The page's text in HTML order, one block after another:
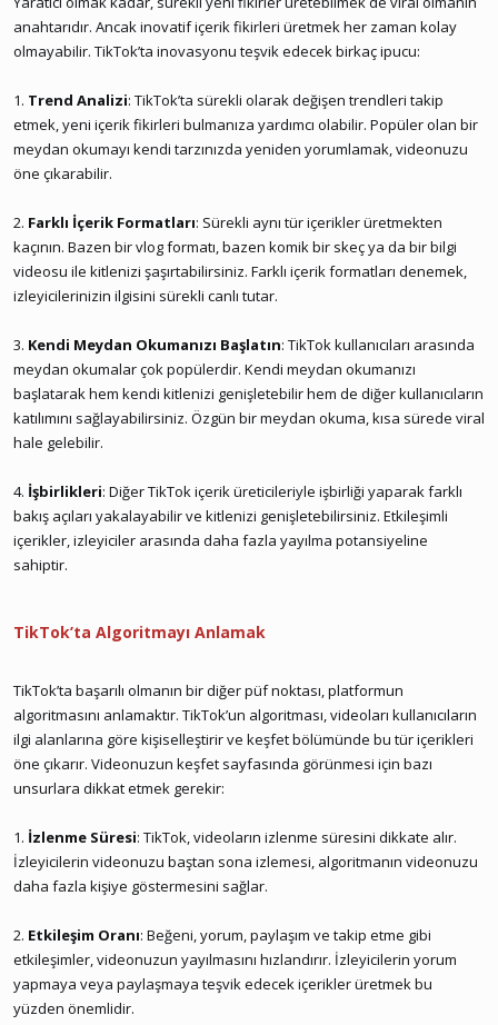
anahtarıdır. Ancak inovatif içerik fikirleri üretmek her zaman kolay
olmayabilir. TikTok’ta inovasyonu teşvik edecek birkaç ipucu:
1. Trend Analizi: TikTok’ta sürekli olarak değişen trendleri takip
etmek, yeni içerik fikirleri bulmanıza yardımcı olabilir. Popüler olan bir
meydan okumayı kendi tarzınızda yeniden yorumlamak, videonuzu
öne çıkarabilir.
2. Farklı İçerik Formatları: Sürekli aynı tür içerikler üretmekten
kaçının. Bazen bir vlog formatı, bazen komik bir skeç ya da bir bilgi
videosu ile kitlenizi şaşırtabilirsiniz. Farklı içerik formatları denemek,
izleyicilerinizin ilgisini sürekli canlı tutar.
3. Kendi Meydan Okumanızı Başlatın: TikTok kullanıcıları arasında
meydan okumalar çok popülerdir. Kendi meydan okumanızı
başlatarak hem kendi kitlenizi genişletebilir hem de diğer kullanıcıların
katılımını sağlayabilirsiniz. Özgün bir meydan okuma, kısa sürede viral
hale gelebilir.
4. İşbirlikleri: Diğer TikTok içerik üreticileriyle işbirliği yaparak farklı
bakış açıları yakalayabilir ve kitlenizi genişletebilirsiniz. Etkileşimli
içerikler, izleyiciler arasında daha fazla yayılma potansiyeline
sahiptir.
TikTok’ta Algoritmayı Anlamak
TikTok’ta başarılı olmanın bir diğer püf noktası, platformun
algoritmasını anlamaktır. TikTok’un algoritması, videoları kullanıcıların
ilgi alanlarına göre kişiselleştirir ve keşfet bölümünde bu tür içerikleri
öne çıkarır. Videonuzun keşfet sayfasında görünmesi için bazı
unsurlara dikkat etmek gerekir:
1. İzlenme Süresi: TikTok, videoların izlenme süresini dikkate alır.
İzleyicilerin videonuzu baştan sona izlemesi, algoritmanın videonuzu
daha fazla kişiye göstermesini sağlar.
2. Etkileşim Oranı: Beğeni, yorum, paylaşım ve takip etme gibi
etkileşimler, videonuzun yayılmasını hızlandırır. İzleyicilerin yorum
yapmaya veya paylaşmaya teşvik edecek içerikler üretmek bu
yüzden önemlidir.